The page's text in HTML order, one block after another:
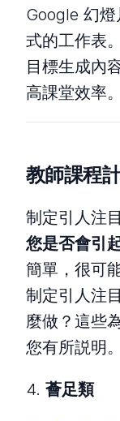
Google 幻
式的工作表
目標生成內
高課堂效率。
教師課程
制定引人注
您是否會引
簡單，很可
制定引人注
麼做？這些
您有所説明。
4. 薈足類